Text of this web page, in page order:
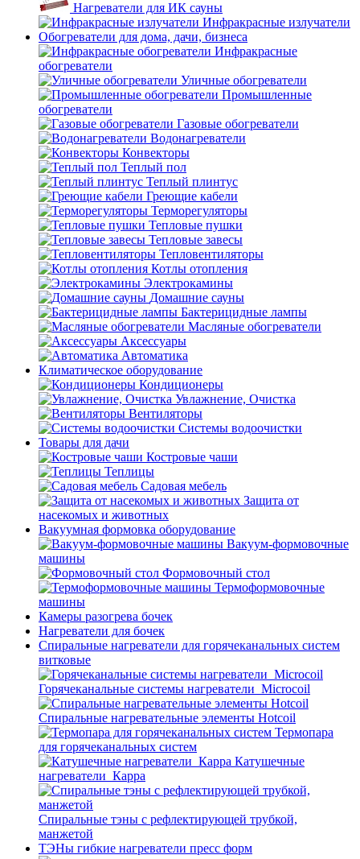
Нагреватели для ИК сауны
Инфракрасные излучатели
Обогреватели для дома, дачи, бизнеса
Инфракрасные
обогреватели
Уличные обогреватели
Промышленные
обогреватели
Газовые обогреватели
Водонагреватели
Конвекторы
Теплый пол
Теплый плинтус
Греющие кабели
Терморегуляторы
Тепловые пушки
Тепловые завесы
Тепловентиляторы
Котлы отопления
Электрокамины
Домашние сауны
Бактерицидные лампы
Масляные обогреватели
Аксессуары
Автоматика
Климатическое оборудование
Кондиционеры
Увлажнение, Очистка
Вентиляторы
Системы водоочистки
Товары для дачи
Костровые чаши
Теплицы
Садовая мебель
Защита от
насекомых и животных
Вакуумная формовка оборудование
Вакуум-формовочные
машины
Формовочный стол
Термоформовочные
машины
Камеры разогрева бочек
Нагреватели для бочек
Спиральные нагреватели для горячеканальных систем
витковые
Горячеканальные системы нагреватели_Microcoil
Спиральные нагревательные элементы Hotcoil
Термопара
для горячеканальных систем
Катушечные
нагреватели_Карра
Спиральные тэны с рефлектирующей трубкой,
манжетой
ТЭНы гибкие нагреватели пресс форм